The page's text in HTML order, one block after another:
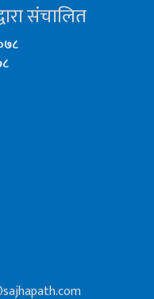
संचालित